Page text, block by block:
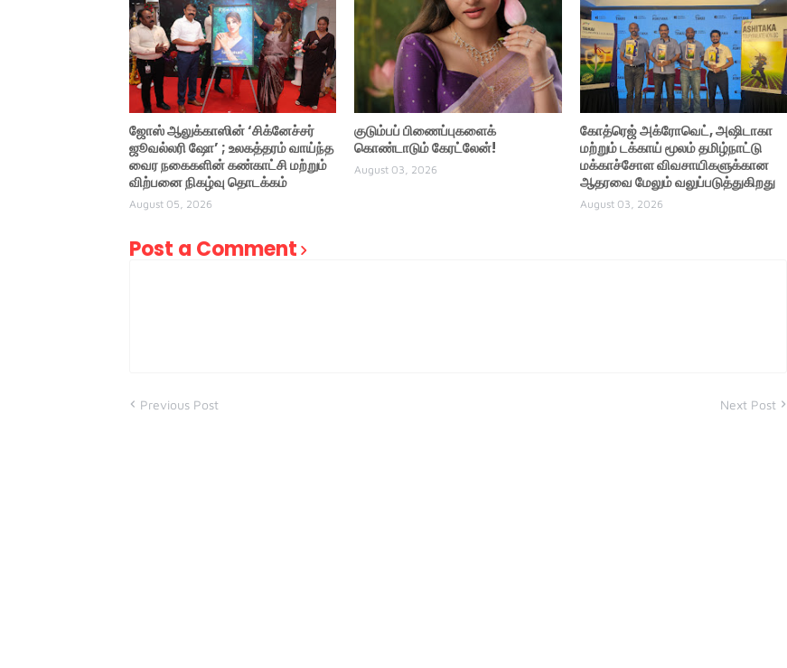
ஜோஸ் ஆலுக்காஸின் ‘சிக்னேச்சர்
ஜூவல்லரி ஷோ’ ; உலகத்தரம் வாய்ந்த
வைர நகைகளின் கண்காட்சி மற்றும்
விற்பனை நிகழ்வு தொடக்கம்
August 05, 2026
குடும்பப் பிணைப்புகளைக்
கொண்டாடும் கேரட்லேன்!
August 03, 2026
கோத்ரெஜ் அக்ரோவெட், அஷிடாகா
மற்றும் டக்காய் மூலம் தமிழ்நாட்டு
மக்காச்சோள விவசாயிகளுக்கான
ஆதரவை மேலும் வலுப்படுத்துகிறது
August 03, 2026
Post a Comment
Previous Post Next Post